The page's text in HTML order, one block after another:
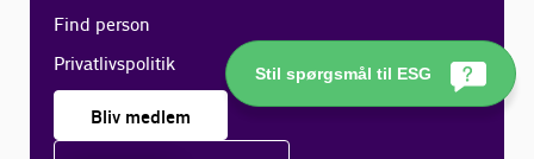
Find person
Privatlivspolitik
Bliv medlem
Stil spørgsmål til ESG